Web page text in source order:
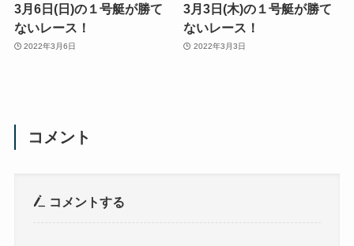
3月6日(日)の１号艇が勝て
ないレース！
2022年3月6日
3月3日(木)の１号艇が勝て
ないレース！
2022年3月3日
コメント
コメントする